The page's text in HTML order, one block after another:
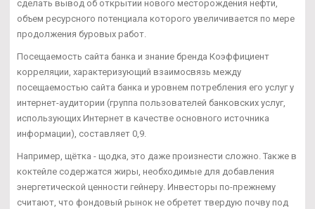
сделать вывод об открытии нового месторождения нефти,
объем ресурсного потенциала которого увеличивается по мере
продолжения буровых работ.
Посещаемость сайта банка и знание бренда Коэффициент
корреляции, характеризующий взаимосвязь между
посещаемостью сайта банка и уровнем потребления его услуг у
интернет-аудитории (группа пользователей банковских услуг,
использующих Интернет в качестве основного источника
информации), составляет 0,9.
Например, щётка - щодка, это даже произнести сложно. Также в
коктейле содержатся жиры, необходимые для добавления
энергетической ценности гейнеру. Инвесторы по-прежнему
считают, что фондовый рынок не обретет твердую почву под